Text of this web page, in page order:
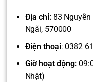
Địa chỉ:83 Nguyễn
Ngãi, 570000
Điện thoại:0382
Giờ hoạt động:
Nhật)